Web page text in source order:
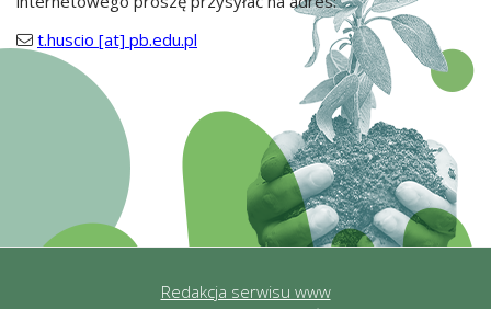
t.huscio [at] pb.edu.pl
Redakcja serwisu www